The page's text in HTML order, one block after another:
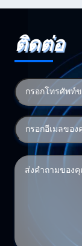
ติดต่อ